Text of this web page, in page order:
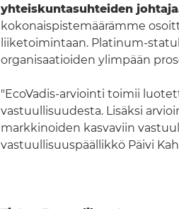
yhteiskuntasuhteiden
kokonaispistemäärämme
liiketoimintaan. Platinum-
organisaatioiden ylimpään
"EcoVadis-arviointi toimii
vastuullisuudesta. Lisäksi
markkinoiden kasvaviin
vastuullisuuspäällikkö Päivi